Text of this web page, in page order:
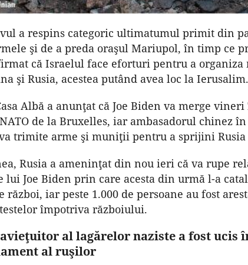
a respins categoric ultimatumul primit din
şi de a preda oraşul Mariupol, în timp ce
că Israelul face eforturi pentru a
şi Rusia, acestea putând avea loc la Ierusalim.
Albă a anunţat că Joe Biden va merge
de la Bruxelles, iar ambasadorul chinez în
trimite arme şi muniţii pentru a sprijini
Rusia a ameninţat din nou ieri că va rupe
lui Joe Biden prin care acesta din urmă l-a
război, iar peste 1.000 de persoane au fost
împotriva războiului.
al lagărelor naziste a fost ucis
al ruşilor